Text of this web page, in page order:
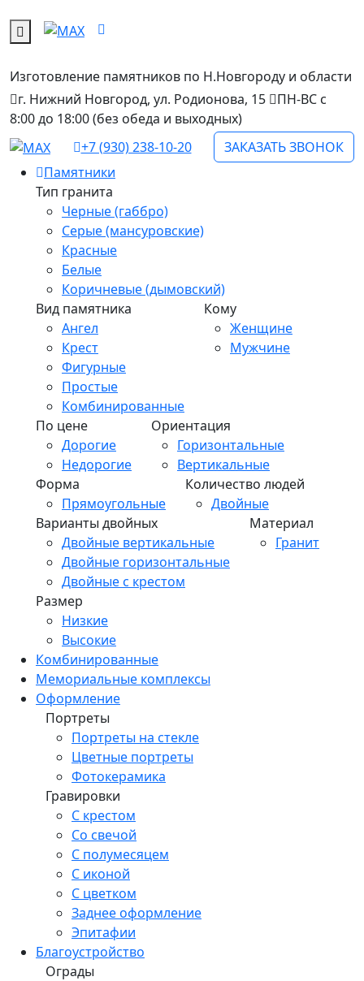
Изготовление памятников по Н.Новгороду и области
г. Нижний Новгород, ул. Родионова, 15
ПН-ВС с
8:00 до 18:00 (без обеда и выходных)
+7 (930) 238-10-20
ЗАКАЗАТЬ ЗВОНОК
Памятники
Тип гранита
Черные (габбро)
Серые (мансуровские)
Красные
Белые
Коричневые (дымовский)
Вид памятника
Ангел
Крест
Фигурные
Простые
Комбинированные
Кому
Женщине
Мужчине
По цене
Дорогие
Недорогие
Ориентация
Горизонтальные
Вертикальные
Форма
Прямоугольные
Количество людей
Двойные
Варианты двойных
Двойные вертикальные
Двойные горизонтальные
Двойные с крестом
Материал
Гранит
Размер
Низкие
Высокие
Комбинированные
Мемориальные комплексы
Оформление
Портреты
Портреты на стекле
Цветные портреты
Фотокерамика
Гравировки
С крестом
Со свечой
С полумесяцем
С иконой
С цветком
Заднее оформление
Эпитафии
Благоустройство
Ограды